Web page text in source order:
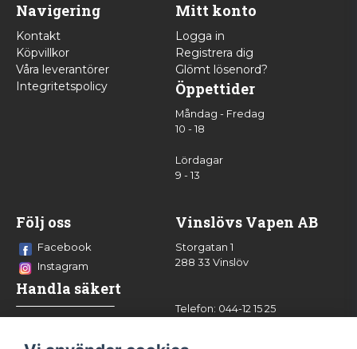
Navigering
Kontakt
Köpvillkor
Våra leverantörer
Integritetspolicy
Mitt konto
Logga in
Registrera dig
Glömt lösenord?
Öppettider
Måndag - Fredag
10 - 18
Lördagar
9 - 13
Följ oss
Facebook
Instagram
Handla säkert
Vinslövs Vapen AB
Storgatan 1
288 33 Vinslöv
Telefon: 044-12 15 25